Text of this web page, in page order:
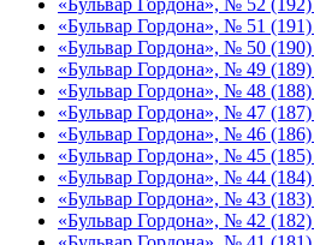
«Бульвар Гордона», № 51 (191)
«Бульвар Гордона», № 50 (190)
«Бульвар Гордона», № 49 (189)
«Бульвар Гордона», № 48 (188)
«Бульвар Гордона», № 47
«Бульвар Гордона», № 46
«Бульвар Гордона», № 45
«Бульвар Гордона», № 44
«Бульвар Гордона», № 43 (183)
«Бульвар Гордона», № 42 (182)